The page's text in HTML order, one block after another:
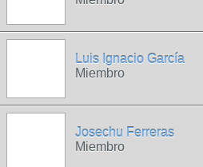
Luis Ignacio García
Miembro
Josechu Ferreras
Miembro